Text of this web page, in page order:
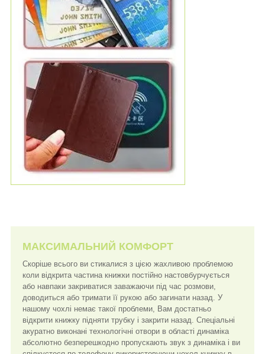
МАКСИМАЛЬНИЙ КОМФОРТ
Скоріше всього ви стикалися з цією жахливою проблемою
коли відкрита частина книжки постійно настовбурчується
або навпаки закриватися заважаючи під час розмови,
доводиться або тримати її рукою або загинати назад. У
нашому чохлі немає такої проблеми, Вам достатньо
відкрити книжку підняти трубку і закрити назад. Спеціальні
акуратно виконані технологічні отвори в області динаміка
абсолютно безперешкодно пропускають звук з динаміка і ви